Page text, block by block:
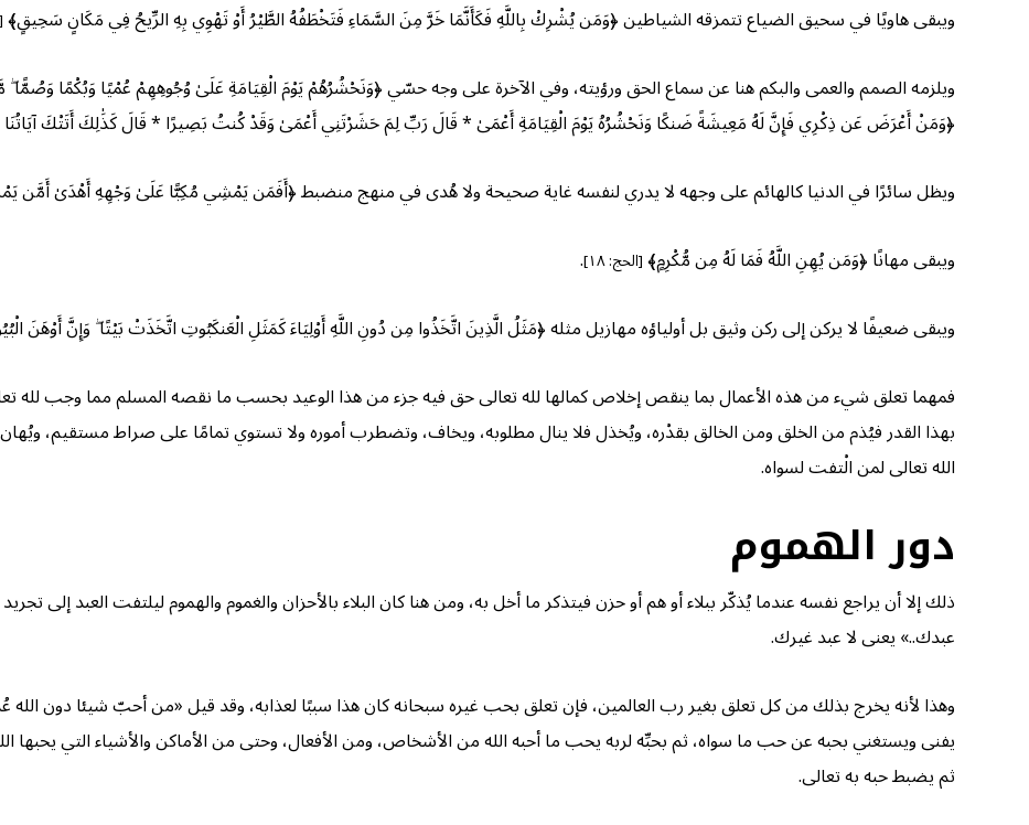
ويبقى هاويًا في سحيق الضياع تتمزقه الشياطين ﴿وَمَن يُشْرِكْ بِاللَّهِ فَكَأَنَّمَا خَرَّ مِنَ السَّمَاءِ فَتَخْطَفُهُ الطَّيْرُ أَوْ تَهْوِي بِهِ الرِّيحُ فِي مَكَانٍ سَحِيقٍ﴾
ويلزمه الصمم والعمى والبكم هنا عن سماع الحق ورؤيته، وفي الآخرة على وجه حسّي ﴿وَنَحْشُرُهُمْ يَوْمَ الْقِيَامَةِ عَلَىٰ وُجُوهِهِمْ عُمْيًا وَبُكْمًا
﴿وَمَنْ أَعْرَضَ عَن ذِكْرِي فَإِنَّ لَهُ مَعِيشَةً ضَنكًا وَنَحْشُرُهُ يَوْمَ الْقِيَامَةِ أَعْمَىٰ * قَالَ رَبِّ لِمَ حَشَرْتَنِي أَعْمَىٰ وَقَدْ كُنتُ بَصِيرًا * قَالَ كَذَٰلِكَ أَتَتْكَ آيَاتُنَا
ويظل سائرًا في الدنيا كالهائم على وجهه لا يدري لنفسه غاية صحيحة ولا هُدى في منهج منضبط ﴿أَفَمَن يَمْشِي مُكِبًّا عَلَىٰ وَجْهِهِ أَهْدَىٰ
ويبقى مهانًا ﴿وَمَن يُهِنِ اللَّهُ فَمَا لَهُ مِن مُّكْرِمٍ﴾[الحج: ١٨]
.
ويبقى ضعيفًا لا يركن إلى ركن وثيق بل أولياؤه مهازيل مثله ﴿مَثَلُ الَّذِينَ اتَّخَذُوا مِن دُونِ اللَّهِ أَوْلِيَاءَ كَمَثَلِ الْعَنكَبُوتِ اتَّخَذَتْ بَيْتًا ۖ وَإِنَّ أَوْهَنَ
فمهما تعلق شيء من هذه الأعمال بما ينقص إخلاص كمالها لله تعالى حق فيه جزء من هذا الوعيد بحسب ما نقصه المسلم مما وجب لله
بهذا القدر فيُذم من الخلق ومن الخالق بقدْره، ويُخذل فلا ينال مطلوبه، ويخاف، وتضطرب أموره ولا تستوي تمامًا على صراط مستقيم،
الله تعالى لمن الْتفت لسواه.
دور الهموم
ذلك إلا أن يراجع نفسه عندما يُذكّر ببلاء أو هم أو حزن فيتذكر ما أخل به، ومن هنا كان البلاء بالأحزان والغموم والهموم ليلتفت العبد إلى
عبدك..» يعنى لا عبد غيرك.
وهذا لأنه يخرج بذلك من كل تعلق بغير رب العالمين، فإن تعلق بحب غيره سبحانه كان هذا سببًا لعذابه، وقد قيل «من أحبّ شيئا دون
يفنى ويستغني بحبه عن حب ما سواه، ثم بحبِّه لربه يحب ما أحبه الله من الأشخاص، ومن الأفعال، وحتى من الأماكن والأشياء التي يحبها
ثم يضبط حبه به تعالى.